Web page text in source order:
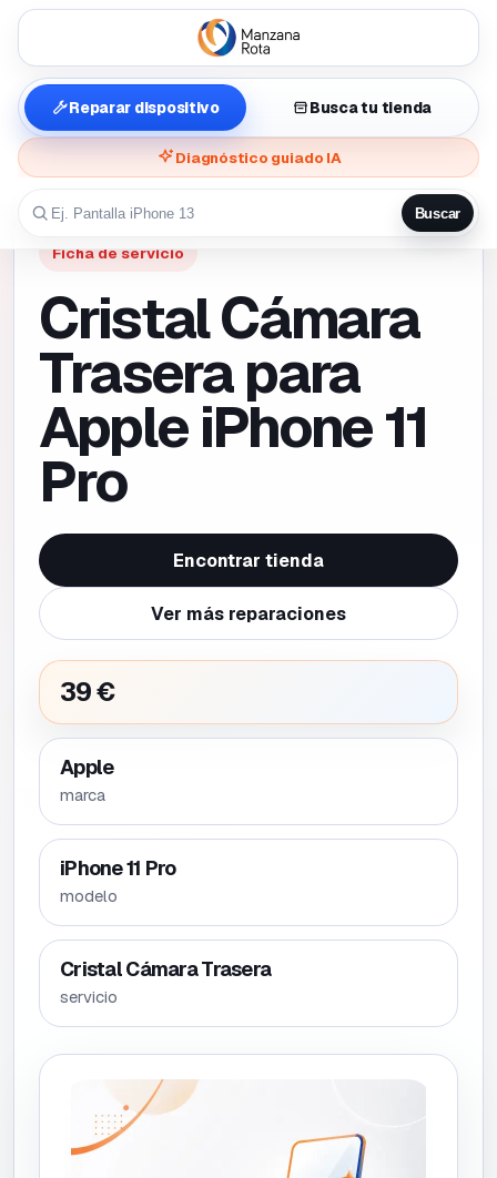
Reparar dispositivo Busca tu tienda
Diagnóstico guiado IA
Buscar
Ficha de servicio
Cristal Cámara
Trasera para
Apple iPhone 11
Pro
Encontrar tienda
Ver más reparaciones
39 €
Apple
marca
iPhone 11 Pro
modelo
Cristal Cámara Trasera
servicio